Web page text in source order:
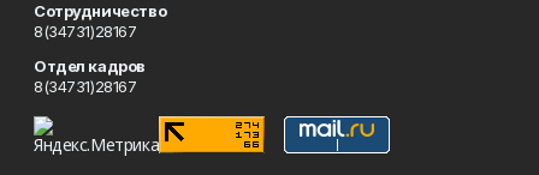
Сотрудничество
8(34731)28167
Отдел кадров
8(34731)28167